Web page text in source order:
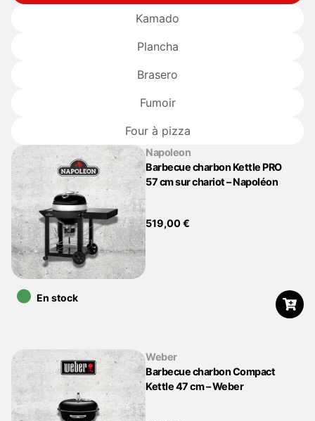
Kamado
Plancha
Brasero
Fumoir
Four à pizza
Napoleon
Barbecue charbon Kettle PRO
57 cm sur chariot – Napoléon
519,00€
•En stock
Weber
Barbecue charbon Compact
Kettle 47 cm – Weber